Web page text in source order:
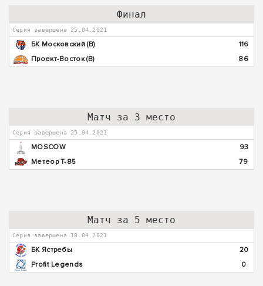
Финал
Серия завершена 25.04.2021
БК Московский (В)
116
Проект-Восток (В)
86
Матч за 3 место
Серия завершена 25.04.2021
MOSCOW
93
Метеор Т-85
79
Матч за 5 место
Серия завершена 18.04.2021
БК Ястребы
20
Profit Legends
0